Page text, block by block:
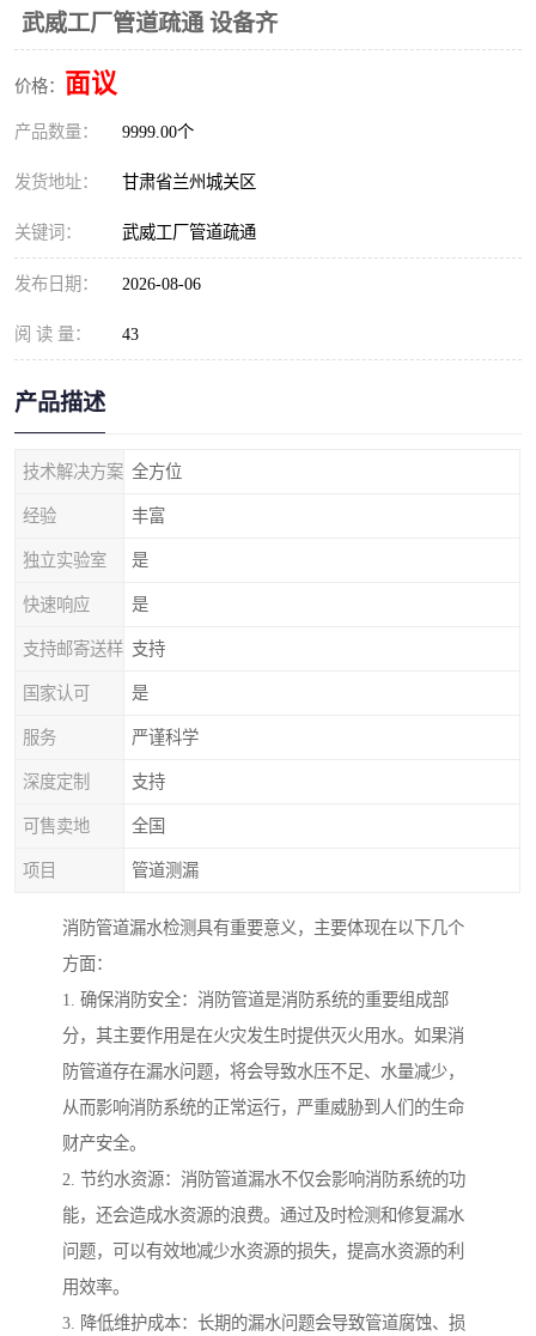
武威工厂管道疏通 设备齐
价格： 面议
产品数量： 9999.00个
发货地址： 甘肃省兰州城关区
关键词： 武威工厂管道疏通
发布日期： 2026-08-06
阅 读 量： 43
产品描述
技术解决方案 全方位
经验 丰富
独立实验室 是
快速响应 是
支持邮寄送样 支持
国家认可 是
服务 严谨科学
深度定制 支持
可售卖地 全国
项目 管道测漏
消防管道漏水检测具有重要意义，主要体现在以下几个
方面：
1. 确保消防安全：消防管道是消防系统的重要组成部
分，其主要作用是在火灾发生时提供灭火用水。如果消
防管道存在漏水问题，将会导致水压不足、水量减少，
从而影响消防系统的正常运行，严重威胁到人们的生命
财产安全。
2. 节约水资源：消防管道漏水不仅会影响消防系统的功
能，还会造成水资源的浪费。通过及时检测和修复漏水
问题，可以有效地减少水资源的损失，提高水资源的利
用效率。
3. 降低维护成本：长期的漏水问题会导致管道腐蚀、损